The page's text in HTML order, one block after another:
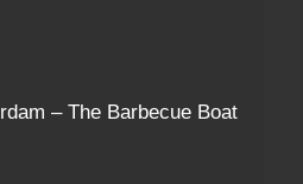
– The Barbecue Boat